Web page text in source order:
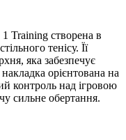
Training створена в
тенісу. Її
яка забезпечує
орієнтована на
контроль над ігровою
сильне обертання.